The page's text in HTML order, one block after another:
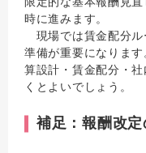
時に進みます。
現場では賃金配分ル
準備が重要になりま
算設計・賃金配分・
くとよいでしょう。
補足：報酬改